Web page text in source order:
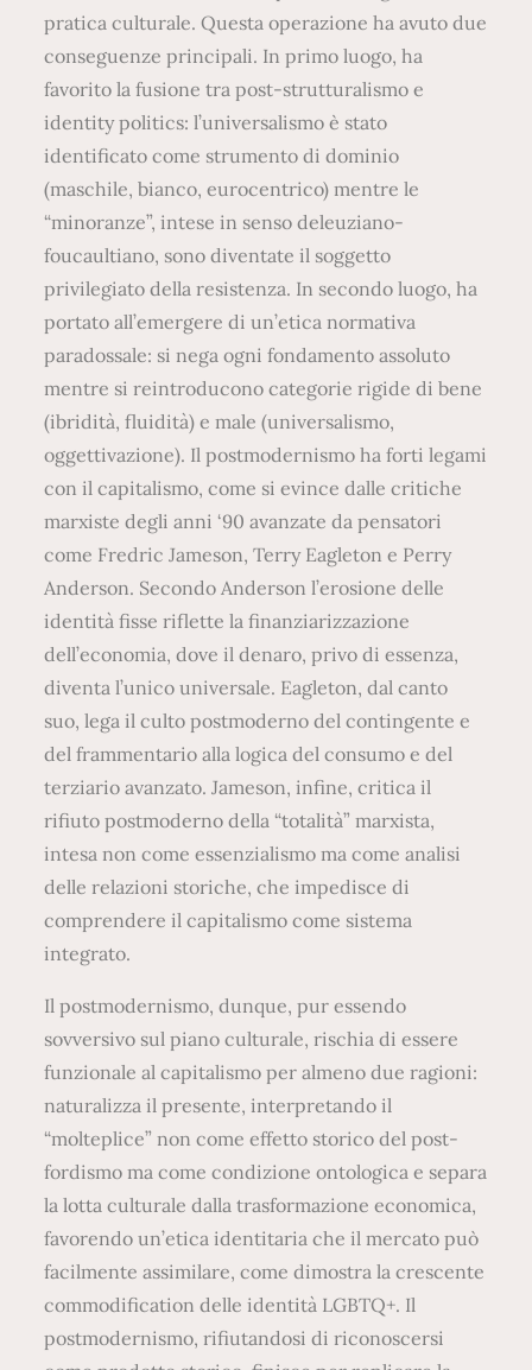
pratica culturale. Questa operazione ha avuto due
conseguenze principali. In primo luogo, ha
favorito la fusione tra post-strutturalismo e
identity politics: l’universalismo è stato
identificato come strumento di dominio
(maschile, bianco, eurocentrico) mentre le
“minoranze”, intese in senso deleuziano-
foucaultiano, sono diventate il soggetto
privilegiato della resistenza. In secondo luogo, ha
portato all’emergere di un’etica normativa
paradossale: si nega ogni fondamento assoluto
mentre si reintroducono categorie rigide di bene
(ibridità, fluidità) e male (universalismo,
oggettivazione). Il postmodernismo ha forti legami
con il capitalismo, come si evince dalle critiche
marxiste degli anni ‘90 avanzate da pensatori
come Fredric Jameson, Terry Eagleton e Perry
Anderson. Secondo Anderson l’erosione delle
identità fisse riflette la finanziarizzazione
dell’economia, dove il denaro, privo di essenza,
diventa l’unico universale. Eagleton, dal canto
suo, lega il culto postmoderno del contingente e
del frammentario alla logica del consumo e del
terziario avanzato. Jameson, infine, critica il
rifiuto postmoderno della “totalità” marxista,
intesa non come essenzialismo ma come analisi
delle relazioni storiche, che impedisce di
comprendere il capitalismo come sistema
integrato.
Il postmodernismo, dunque, pur essendo
sovversivo sul piano culturale, rischia di essere
funzionale al capitalismo per almeno due ragioni:
naturalizza il presente, interpretando il
“molteplice” non come effetto storico del post-
fordismo ma come condizione ontologica e separa
la lotta culturale dalla trasformazione economica,
favorendo un’etica identitaria che il mercato può
facilmente assimilare, come dimostra la crescente
commodification delle identità LGBTQ+. Il
postmodernismo, rifiutandosi di riconoscersi